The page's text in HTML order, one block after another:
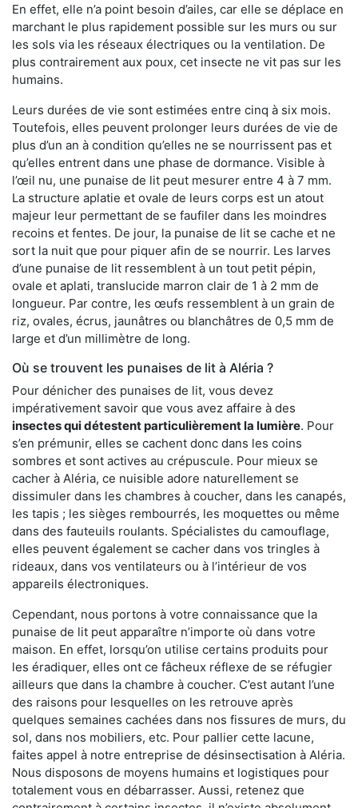
En effet, elle n’a point besoin d’ailes, car elle se déplace en
marchant le plus rapidement possible sur les murs ou sur
les sols via les réseaux électriques ou la ventilation. De
plus contrairement aux poux, cet insecte ne vit pas sur les
humains.
Leurs durées de vie sont estimées entre cinq à six mois.
Toutefois, elles peuvent prolonger leurs durées de vie de
plus d’un an à condition qu’elles ne se nourrissent pas et
qu’elles entrent dans une phase de dormance. Visible à
l’œil nu, une punaise de lit peut mesurer entre 4 à 7 mm.
La structure aplatie et ovale de leurs corps est un atout
majeur leur permettant de se faufiler dans les moindres
recoins et fentes. De jour, la punaise de lit se cache et ne
sort la nuit que pour piquer afin de se nourrir. Les larves
d’une punaise de lit ressemblent à un tout petit pépin,
ovale et aplati, translucide marron clair de 1 à 2 mm de
longueur. Par contre, les œufs ressemblent à un grain de
riz, ovales, écrus, jaunâtres ou blanchâtres de 0,5 mm de
large et d’un millimètre de long.
Où se trouvent les punaises de lit à Aléria ?
Pour dénicher des punaises de lit, vous devez
impérativement savoir que vous avez affaire à des
insectes qui détestent particulièrement la lumière. Pour
s’en prémunir, elles se cachent donc dans les coins
sombres et sont actives au crépuscule. Pour mieux se
cacher à Aléria, ce nuisible adore naturellement se
dissimuler dans les chambres à coucher, dans les canapés,
les tapis ; les sièges rembourrés, les moquettes ou même
dans des fauteuils roulants. Spécialistes du camouflage,
elles peuvent également se cacher dans vos tringles à
rideaux, dans vos ventilateurs ou à l’intérieur de vos
appareils électroniques.
Cependant, nous portons à votre connaissance que la
punaise de lit peut apparaître n’importe où dans votre
maison. En effet, lorsqu’on utilise certains produits pour
les éradiquer, elles ont ce fâcheux réflexe de se réfugier
ailleurs que dans la chambre à coucher. C’est autant l’une
des raisons pour lesquelles on les retrouve après
quelques semaines cachées dans nos fissures de murs, du
sol, dans nos mobiliers, etc. Pour pallier cette lacune,
faites appel à notre entreprise de désinsectisation à Aléria.
Nous disposons de moyens humains et logistiques pour
totalement vous en débarrasser. Aussi, retenez que